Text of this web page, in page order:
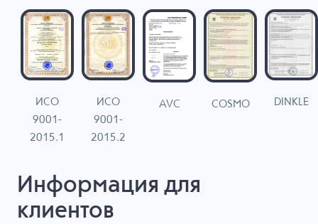
ИСО
9001-
2015.1
ИСО
9001-
2015.2
AVC COSMO DINKLE
Информация для
клиентов